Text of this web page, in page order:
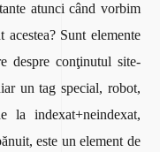
atunci când vorbim
Sunt elemente
despre conţinutul site-
un tag special, robot,
la indexat+neindexat,
este un element de